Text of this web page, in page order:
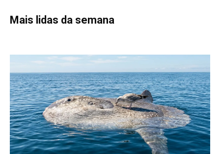
Peixe-lua emerge horizontalmente na superfície oceânica para
permitir que aves marinhas removam ectoparasitas